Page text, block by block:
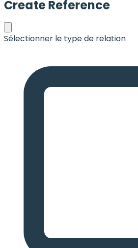
Create Reference
Sélectionner le type de relation